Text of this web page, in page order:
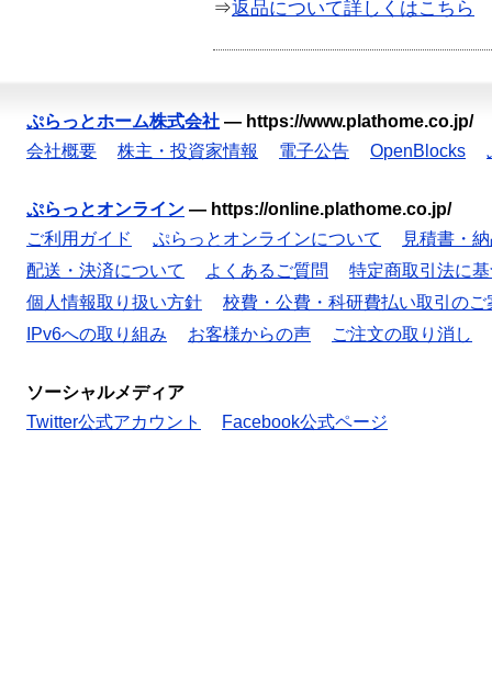
⇒返品について詳しくはこちら
ぷらっとホーム株式会社 — https://www.plathome.co.jp/
会社概要
株主・投資家情報 電子公告 OpenBlocks
ぷらっとオンライン — https://online.plathome.co.jp/
ご利用ガイド
ぷらっとオンラインについて
見積書・
配送・決済について
よくあるご質問
特定商取引法に
個人情報取り扱い方針
校費・公費・科研費払い取引のご
IPv6への取り組み
お客様からの声 ご注文の取り消し
ソーシャルメディア
Twitter公式アカウント
Facebook公式ページ